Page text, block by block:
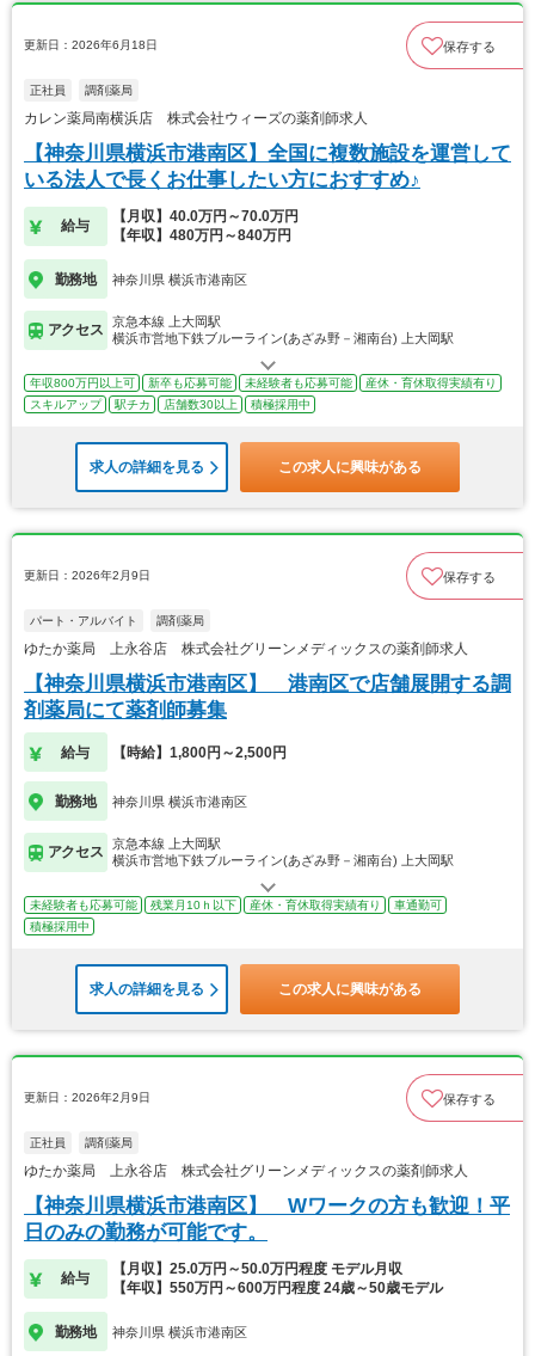
更新日：2026年6月18日 保存する
正社員 調剤薬局
カレン薬局南横浜店 株式会社ウィーズの薬剤師求人
【神奈川県横浜市港南区】全国に複数施設を運営して
いる法人で長くお仕事したい方におすすめ♪
給与
【月収】40.0万円～70.0万円
【年収】480万円～840万円
勤務地 神奈川県 横浜市港南区
アクセス
京急本線 上大岡駅
横浜市営地下鉄ブルーライン(あざみ野－湘南台) 上大岡駅
年収800万円以上可 新卒も応募可能 未経験者も応募可能
産休・育休取得実績有り
スキルアップ
駅チカ 店舗数30以上 積極採用中
求人の詳細を見る この求人に興味がある
更新日：2026年2月9日 保存する
パート・アルバイト 調剤薬局
ゆたか薬局 上永谷店 株式会社グリーンメディックスの薬剤師求人
【神奈川県横浜市港南区】 港南区で店舗展開する調
剤薬局にて薬剤師募集
給与 【時給】1,800円～2,500円
勤務地 神奈川県 横浜市港南区
アクセス
京急本線 上大岡駅
横浜市営地下鉄ブルーライン(あざみ野－湘南台) 上大岡駅
未経験者も応募可能 残業月10ｈ以下 産休・育休取得実績有り
車通勤可
積極採用中
求人の詳細を見る この求人に興味がある
更新日：2026年2月9日 保存する
正社員 調剤薬局
ゆたか薬局 上永谷店 株式会社グリーンメディックスの薬剤師求人
【神奈川県横浜市港南区】 Wワークの方も歓迎！平
日のみの勤務が可能です。
給与
【月収】25.0万円～50.0万円程度 モデル月収
【年収】550万円～600万円程度 24歳～50歳モデル
勤務地 神奈川県 横浜市港南区